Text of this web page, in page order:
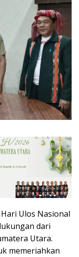
Ulos Nasional
dari
Utara.
memeriahkan